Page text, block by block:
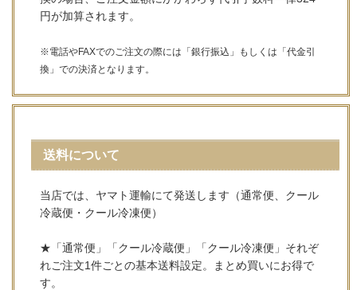
円が加算されます。
※電話やFAXでのご注文の際には「銀行振込」もしくは「代金引
換」での決済となります。
送料について
当店では、ヤマト運輸にて発送します（通常便、クール
冷蔵便・クール冷凍便）
★「通常便」「クール冷蔵便」「クール冷凍便」それぞ
れご注文1件ごとの基本送料設定。まとめ買いにお得で
す。